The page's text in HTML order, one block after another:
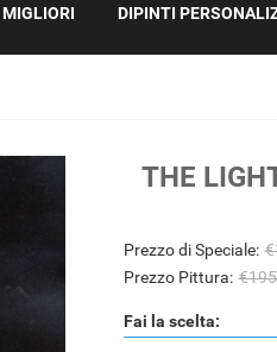
DIPINTI
THE
Prezzo di Speciale:
Prezzo Pittura:
Fai la scelta: